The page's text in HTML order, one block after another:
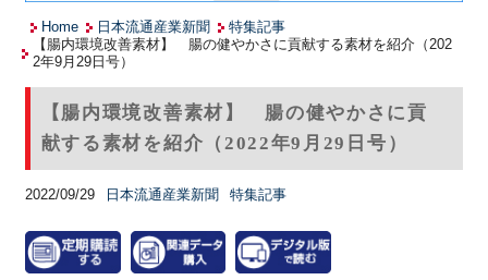
Home 日本流通産業新聞
特集記事
【腸内環境改善素材】 腸の健やかさに貢献する素材を紹介（202
2年9月29日号）
【腸内環境改善素材】 腸の健やかさに貢
献する素材を紹介（2022年9月29日号）
2022/09/29 日本流通産業新聞 特集記事